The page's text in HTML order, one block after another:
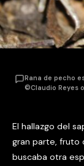
Rana de pecho
©Claudio Reyes
El hallazgo del
gran parte, fruto
buscaba otra